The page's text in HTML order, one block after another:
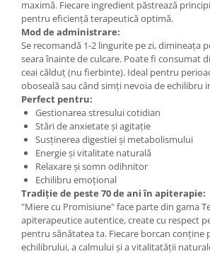
maximă. Fiecare ingredient păstrează
pentru eficiență terapeutică optimă.
Mod de administrare:
Se recomandă 1-2 lingurite pe zi, dimineața
seara înainte de culcare. Poate fi consumat
ceai călduț (nu fierbinte). Ideal pentru
oboseală sau când simți nevoia de echilibru
Perfect pentru:
Gestionarea stresului cotidian
Stări de anxietate și agitație
Susținerea digestiei și metabolismului
Energie și vitalitate naturală
Relaxare și somn odihnitor
Echilibru emoțional
Tradiție de peste 70 de ani în apiterapie:
"Miere cu Promisiune" face parte din gama
apiterapeutice autentice, create cu respect
pentru sănătatea ta. Fiecare borcan conține
echilibrului, a calmului și a vitalitatății